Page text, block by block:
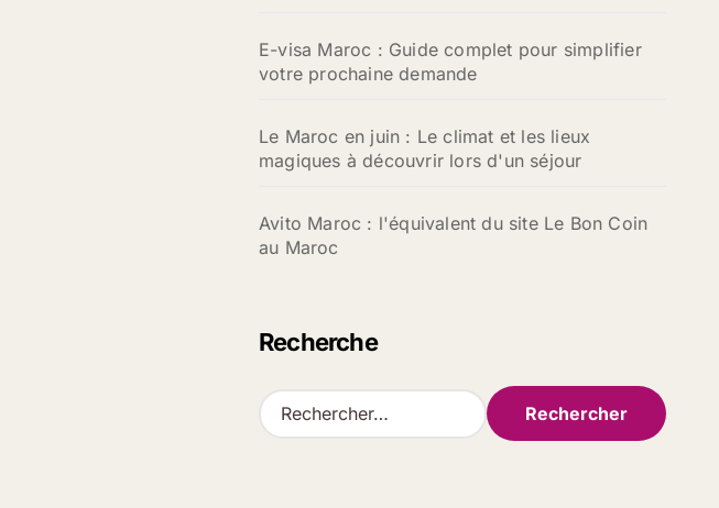
E-visa Maroc : Guide complet pour simplifier
votre prochaine demande
Le Maroc en juin : Le climat et les lieux
magiques à découvrir lors d'un séjour
Avito Maroc : l'équivalent du site Le Bon Coin
au Maroc
Recherche
R
e